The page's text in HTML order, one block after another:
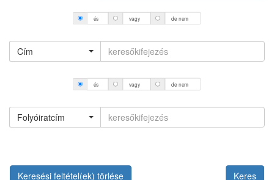
és vagy de nem
Cím
és vagy de nem
Folyóiratcím
Keresési feltétel(ek) törlése